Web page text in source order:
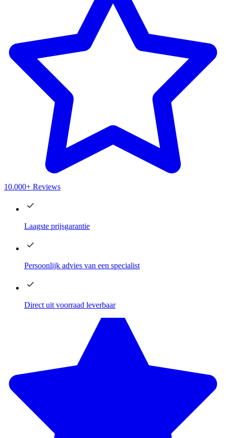
10.000+ Reviews
Laagste prijsgarantie
Persoonlijk advies van een specialist
Direct uit voorraad leverbaar